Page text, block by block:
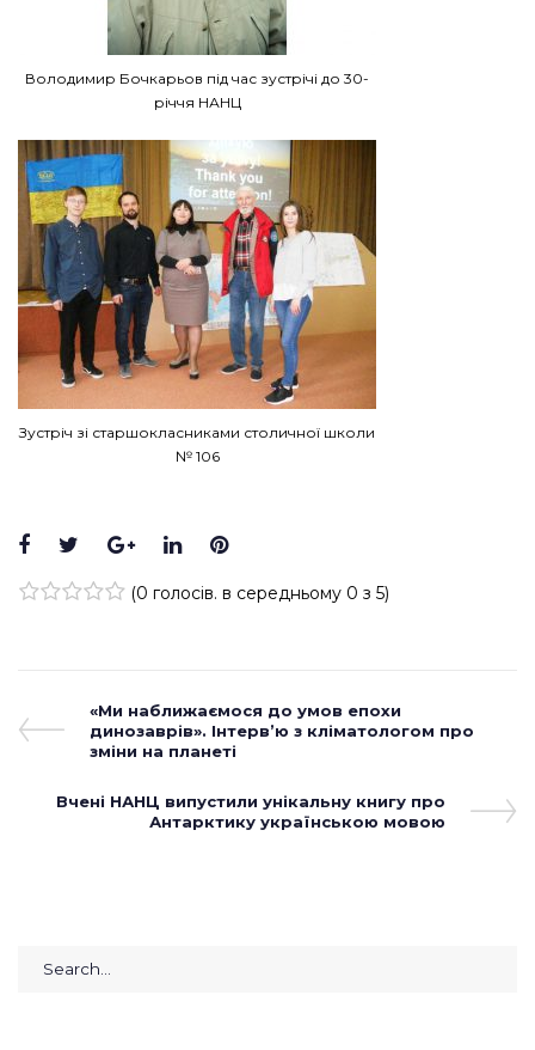
Володимир Бочкарьов під час зустрічі до 30-
річчя НАНЦ
Зустріч зі старшокласниками столичної школи
№ 106
Facebook
TwitterGoogle+
LinkedInPinterest
(0 голосів. в середньому 0 з 5)
Навігація
записів
Previous
Post
«Ми наближаємося до умов епохи
динозаврів». Інтерв’ю з кліматологом про
зміни на планеті
Next
Вчені НАНЦ випустили унікальну книгу про
Антарктику українською мовою
Search